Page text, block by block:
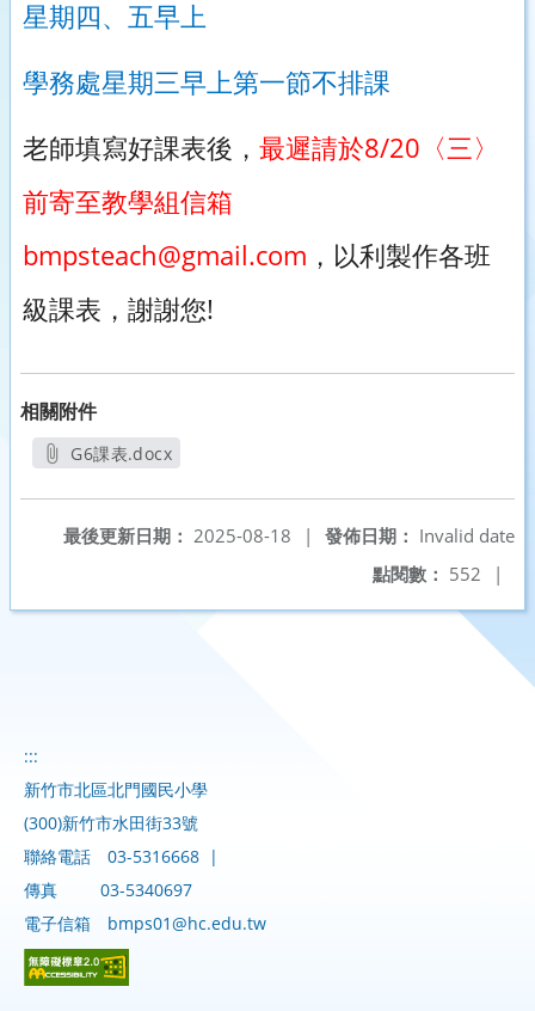
星期四、五早上
學務處星期三早上第一節不排課
老師填寫好課表後， 最遲請於8/20 〈三〉
前寄至教學組信箱
bmpsteach@gmail.com ，以利製作各班
級課表，謝謝您!
相關附件
G6課表.docx
發佈日期： Invalid date
最後更新日期： 2025-08-18
|
點閱數： 552 |
:::
新竹市北區北門國民小學
(300)新竹市水田街33號
聯絡電話
03-5316668 |
傳真
03-5340697
電子信箱
bmps01@hc.edu.tw